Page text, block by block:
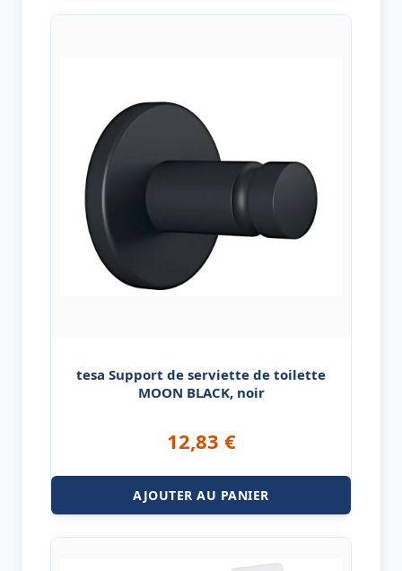
tesa Support de serviette de toilette
MOON BLACK, noir
12,83 €
AJOUTER AU PANIER